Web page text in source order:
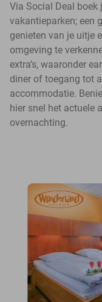
Via Social Deal boek
vakantieparken; een
genieten van je uitje
omgeving te
extra’s, waaronder
diner of toegang tot
accommodatie.
hier snel het actuele
overnachting.